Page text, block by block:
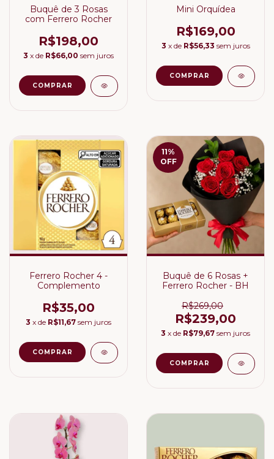
Buquê de 3 Rosas
com Ferrero Rocher
R$198,00
3 x de R$66,00 sem juros
Mini Orquídea
R$169,00
3 x de R$56,33 sem juros
Ferrero Rocher 4 -
Complemento
R$35,00
3 x de R$11,67 sem juros
11%
OFF
Buquê de 6 Rosas +
Ferrero Rocher - BH
R$269,00
R$239,00
3 x de R$79,67 sem juros